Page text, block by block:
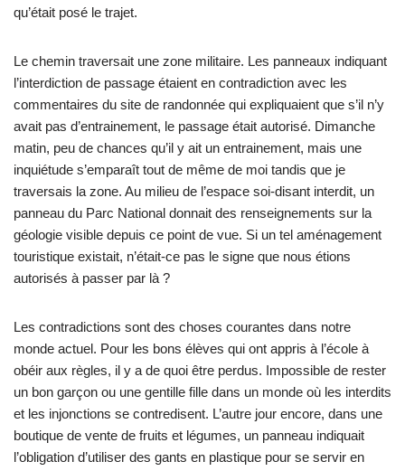
qu’était posé le trajet.
Le chemin traversait une zone militaire. Les panneaux indiquant
l’interdiction de passage étaient en contradiction avec les
commentaires du site de randonnée qui expliquaient que s’il n’y
avait pas d’entrainement, le passage était autorisé. Dimanche
matin, peu de chances qu’il y ait un entrainement, mais une
inquiétude s’emparaît tout de même de moi tandis que je
traversais la zone. Au milieu de l’espace soi-disant interdit, un
panneau du Parc National donnait des renseignements sur la
géologie visible depuis ce point de vue. Si un tel aménagement
touristique existait, n’était-ce pas le signe que nous étions
autorisés à passer par là ?
Les contradictions sont des choses courantes dans notre
monde actuel. Pour les bons élèves qui ont appris à l’école à
obéir aux règles, il y a de quoi être perdus. Impossible de rester
un bon garçon ou une gentille fille dans un monde où les interdits
et les injonctions se contredisent. L’autre jour encore, dans une
boutique de vente de fruits et légumes, un panneau indiquait
l’obligation d’utiliser des gants en plastique pour se servir en